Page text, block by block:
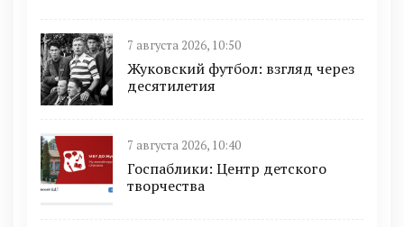
7 августа 2026, 10:50
Жуковский футбол: взгляд через
десятилетия
7 августа 2026, 10:40
Госпаблики: Центр детского
творчества